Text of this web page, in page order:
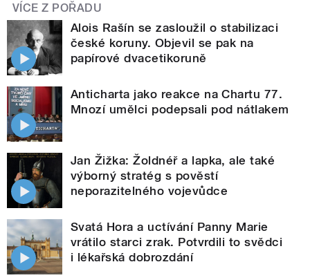
VÍCE Z POŘADU
Alois Rašín se zasloužil o stabilizaci
české koruny. Objevil se pak na
papírové dvacetikoruně
Anticharta jako reakce na Chartu 77.
Mnozí umělci podepsali pod nátlakem
Jan Žižka: Žoldnéř a lapka, ale také
výborný stratég s pověstí
neporazitelného vojevůdce
Svatá Hora a uctívání Panny Marie
vrátilo starci zrak. Potvrdili to svědci
i lékařská dobrozdání